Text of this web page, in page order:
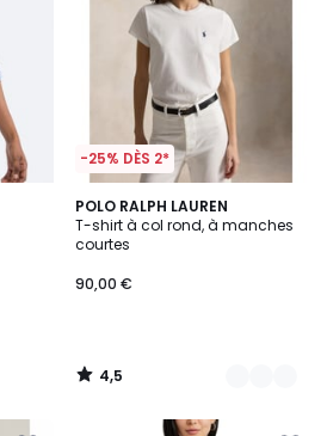
-25% DÈS 2*
POLO RALPH LAUREN
T-shirt à col rond, à manches
courtes
90,00 €
4,5
/ 5
3
Couleurs
4,5
/